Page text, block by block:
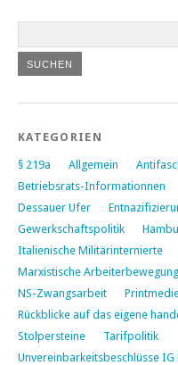
KATEGORIEN
§ 219a Allgemein
Betriebsrats-Informationnen
Dessauer Ufer
Gewerkschaftspolitik
Italienische Militärinternierte
Marxistische Arbeiterbewegung
NS-Zwangsarbeit
Rückblicke auf das eigene
Stolpersteine
Tarifpolitik
Unvereinbarkeitsbeschlüsse IG